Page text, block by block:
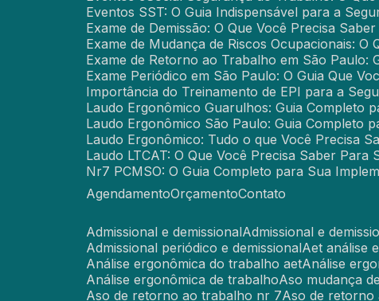
Eventos SST: O Guia Indispensável para a
Exame de Demissão: O Que Você Precisa
Exame de Mudança de Riscos Ocupacionais: O
Exame de Retorno ao Trabalho em São Paulo:
Exame Periódico em São Paulo: O Guia Que
Importância do Treinamento de EPI para a
Laudo Ergonômico Guarulhos: Guia Completo
Laudo Ergonômico São Paulo: Guia Completo
Laudo Ergonômico: Tudo o que Você Precisa
Laudo LTCAT: O Que Você Precisa Saber Para
Nr7 PCMSO: O Guia Completo para Sua
Agendamento
Orçamento Contato
Admissional e demissional Admissional e
Admissional periódico e demissional
Aet
Análise ergonômica do trabalho aet
Análise
Análise ergonômica de trabalho
Aso mudança
Aso de retorno ao trabalho nr 7
Aso de